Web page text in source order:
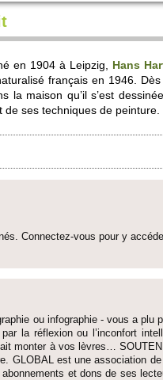
en 1904 à Leipzig, Hans
français en 1946.
la maison qu’il s’est
ses techniques de pe­inture.
Connectez-vous pour y
ou infographie - vous a plu
la réflexion ou l’inconfort
monter à vos lèvres…
GLOBAL est une asso­ci­ation
et dons de ses